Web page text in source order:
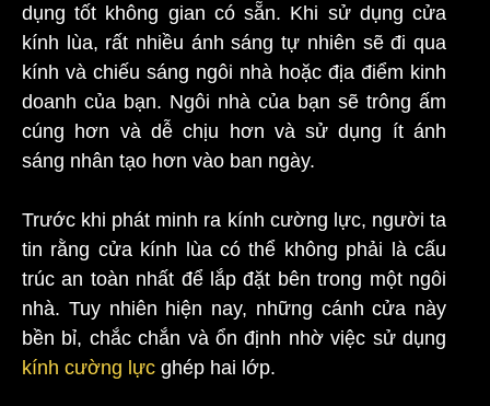
dụng tốt không gian có sẵn. Khi sử dụng cửa
kính lùa, rất nhiều ánh sáng tự nhiên sẽ đi qua
kính và chiếu sáng ngôi nhà hoặc địa điểm kinh
doanh của bạn. Ngôi nhà của bạn sẽ trông ấm
cúng hơn và dễ chịu hơn và sử dụng ít ánh
sáng nhân tạo hơn vào ban ngày.
Trước khi phát minh ra kính cường lực, người ta
tin rằng cửa kính lùa có thể không phải là cấu
trúc an toàn nhất để lắp đặt bên trong một ngôi
nhà. Tuy nhiên hiện nay, những cánh cửa này
bền bỉ, chắc chắn và ổn định nhờ việc sử dụng
kính cường lực ghép hai lớp.